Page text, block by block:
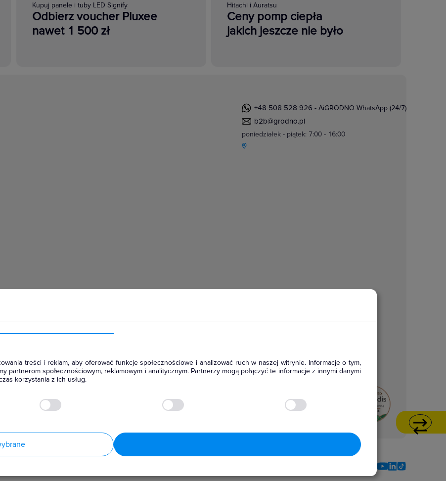
treści i reklam, aby oferować funkcje społecznościowe i analizować ruch w naszej witrynie. Informacje o tym,
partnerom społecznościowym, reklamowym i analitycznym. Partnerzy mogą połączyć te informacje z innymi danymi
korzystania z ich usług.
Kupuj panele i tuby LED Signify
Odbierz voucher Pluxee
nawet 1 500 zł
Hitachi i Auratsu
Ceny pomp ciepła
jakich jeszcze nie było
+48 508 528 926 - AiGRODNO WhatsApp (24/7)
b2b@grodno.pl
poniedziałek - piątek: 7:00 - 16:00